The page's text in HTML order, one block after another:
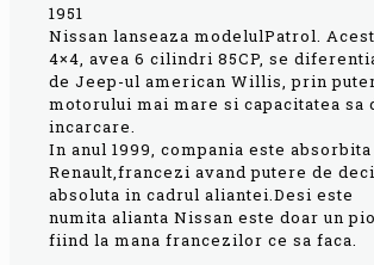
1951
Nissan lanseaza modelulPatrol. Acest
4×4, avea 6 cilindri 85CP, se
de Jeep-ul american Willis, prin
motorului mai mare si capacitatea sa
incarcare.
In anul 1999, compania este absorbita
Renault,francezi avand putere de
absoluta in cadrul aliantei.Desi este
numita alianta Nissan este doar un
fiind la mana francezilor ce sa faca.